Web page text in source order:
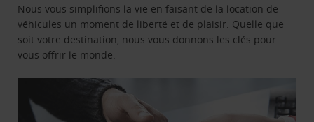
Nous vous simplifions la vie en faisant de la location de
véhicules un moment de liberté et de plaisir. Quelle que
soit votre destination, nous vous donnons les clés pour
vous offrir le monde.